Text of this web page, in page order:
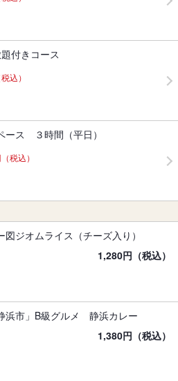
付きコース
込）
ース ３時間（平日）
税込）
図ジオムライス（チーズ入り）
1,280円（税込）
浜市」B級グルメ 静浜カレー
1,380円（税込）